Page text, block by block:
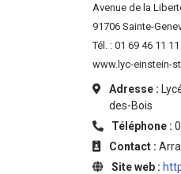
Avenue de la
91706 Sainte-
Tél. : 01 69 46 11 11
www.lyc-einstein-
Adresse :
des-Bois
Téléphone :
Contact :
Site web :